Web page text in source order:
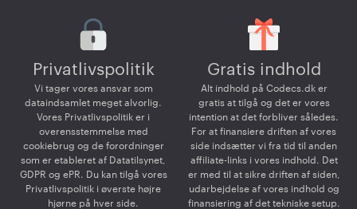
Privatlivspolitik
Vi tager vores ansvar som
dataindsamlet meget alvorlig.
Vores Privatlivspolitik er i
overensstemmelse med
cookiebrug og de forordninger
som er etableret af Datatilsynet,
GDPR og ePR. Du kan tilgå vores
Privatlivspolitik i øverste højre
hjørne på hver side.
Gratis indhold
Alt indhold på Codecs.dk er
gratis at tilgå og det er vores
intention at det forbliver således.
For at finansiere driften af vores
side indsætter vi fra tid til anden
affiliate-links i vores indhold. Det
er med til at sikre driften af siden,
udarbejdelse af vores indhold og
finansiering af det tekniske setup.